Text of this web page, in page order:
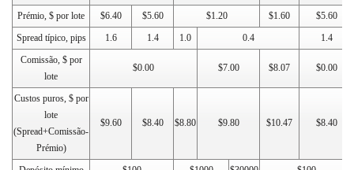
Prémio, $ por lote $6.40 $5.60 $1.20 $1.60
$5.60
Spread típico, pips
1.6 1.4 1.0 0.4
1.4
Comissão, $ por
lote
$0.00 $7.00 $8.07 $0.00
Custos puros, $ por
lote
(Spread+Comissão-
Prémio)
$9.60 $8.40 $8.80 $9.80 $10.47 $8.40